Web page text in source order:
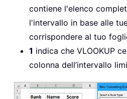
contiene l'elenco
l'intervallo in base alle
corrispondere al tuo
1 indica che VLOOKUP
colonna dell’intervallo